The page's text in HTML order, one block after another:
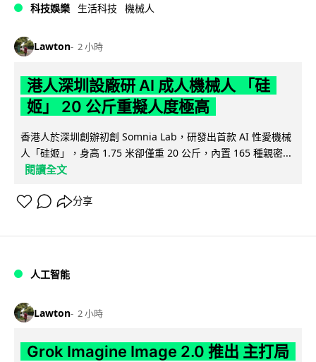
科技娛樂 生活科技 機械人
Lawton 2 小時
港人深圳設廠研 AI 成人機械人 「硅
姬」 20 公斤重擬人度極高
香港人於深圳創辦初創 Somnia Lab，研發出首款 AI 性愛機械
人「硅姬」，身高 1.75 米卻僅重 20 公斤，內置 165 種親密...
閱讀全文
分享
人工智能
Lawton 2 小時
Grok Imagine Image 2.0 推出 主打局